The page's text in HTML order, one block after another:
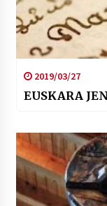
2019/03/27
EUSKARA